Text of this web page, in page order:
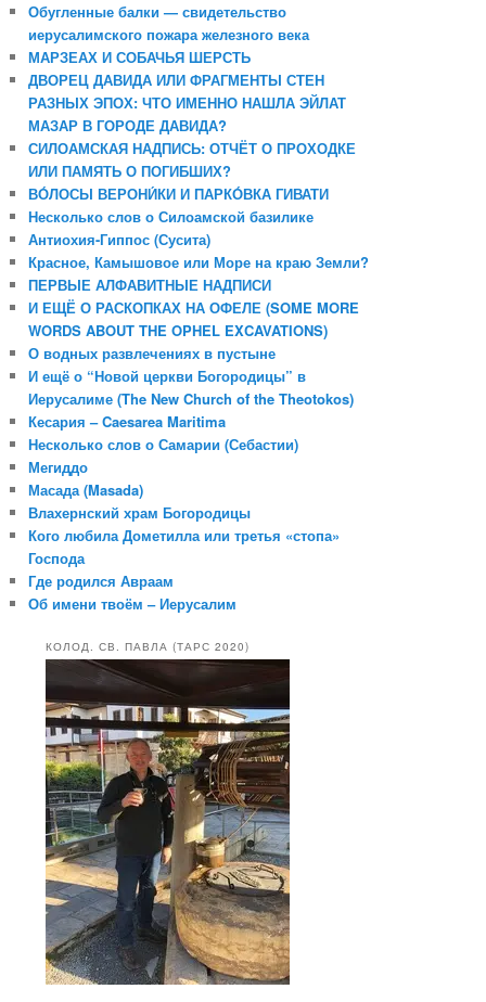
Обугленные балки — свидетельство
иерусалимского пожара железного века
МАРЗЕАХ И СОБАЧЬЯ ШЕРСТЬ
ДВОРЕЦ ДАВИДА ИЛИ ФРАГМЕНТЫ СТЕН
РАЗНЫХ ЭПОХ: ЧТО ИМЕННО НАШЛА ЭЙЛАТ
МАЗАР В ГОРОДЕ ДАВИДА?
СИЛОАМСКАЯ НАДПИСЬ: ОТЧЁТ О ПРОХОДКЕ
ИЛИ ПАМЯТЬ О ПОГИБШИХ?
ВО́ЛОСЫ ВЕРОНИ́КИ И ПАРКО́ВКА ГИВАТИ
Несколько слов о Силоамской базилике
Антиохия-Гиппос (Сусита)
Красное, Камышовое или Море на краю Земли?
ПЕРВЫЕ АЛФАВИТНЫЕ НАДПИСИ
И ЕЩЁ О РАСКОПКАХ НА ОФЕЛЕ (SOME MORE
WORDS ABOUT THE OPHEL EXCAVATIONS)
О водных развлечениях в пустыне
И ещё о “Новой церкви Богородицы” в
Иерусалиме (The New Church of the Theotokos)
Кесария – Caesarea Maritima
Несколько слов о Самарии (Себастии)
Мегиддо
Масада (Masada)
Влахернский храм Богородицы
Кого любила Дометилла или третья «стопа»
Господа
Где родился Авраам
Об имени твоём – Иерусалим
КОЛОД. СВ. ПАВЛА (ТАРС 2020)